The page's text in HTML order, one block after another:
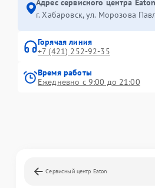
Адрес сервисного центра
г. Хабаровск, ул. Морозова
Горячая линия
+7 (421) 252-92-35
Время работы
Ежедневно с 9:00 до 21:00
Сервисный центр Eaton